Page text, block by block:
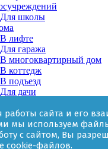
сайта и его
мы используем
с сайтом, Вы
cookie-файлов.
Для школы
В лифте
Для гаража
В многоквартирный дом
В коттедж
В подъезд
Для дачи
За няней
В квартире
Для ТСЖ